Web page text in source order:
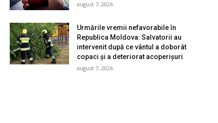
august 7, 2026
Urmările vremii nefavorabile în
Republica Moldova: Salvatorii au
intervenit după ce vântul a doborât
copaci și a deteriorat acoperișuri
august 7, 2026